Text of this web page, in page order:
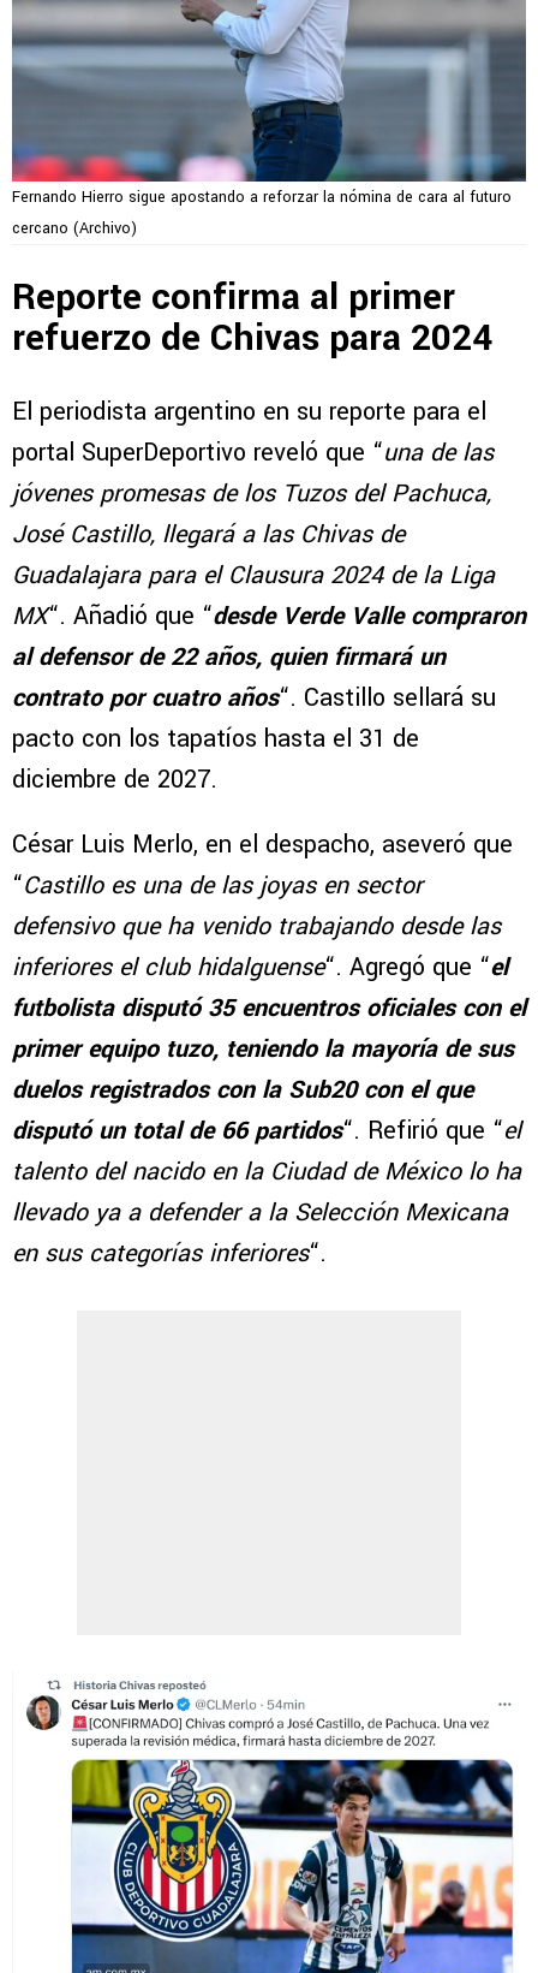
Fernando Hierro sigue apostando a reforzar la nómina de cara al futuro
cercano (Archivo)
Reporte confirma al primer
refuerzo de Chivas para 2024
El periodista argentino en su reporte para el
portal SuperDeportivo reveló que “una de las
jóvenes promesas de los Tuzos del Pachuca,
José Castillo, llegará a las Chivas de
Guadalajara para el Clausura 2024 de la Liga
MX“. Añadió que “desde Verde Valle compraron
al defensor de 22 años, quien firmará un
contrato por cuatro años“. Castillo sellará su
pacto con los tapatíos hasta el 31 de
diciembre de 2027.
César Luis Merlo, en el despacho, aseveró que
“Castillo es una de las joyas en sector
defensivo que ha venido trabajando desde las
inferiores el club hidalguense“. Agregó que “el
futbolista disputó 35 encuentros oficiales con el
primer equipo tuzo, teniendo la mayoría de sus
duelos registrados con la Sub20 con el que
disputó un total de 66 partidos“. Refirió que “el
talento del nacido en la Ciudad de México lo ha
llevado ya a defender a la Selección Mexicana
en sus categorías inferiores“.